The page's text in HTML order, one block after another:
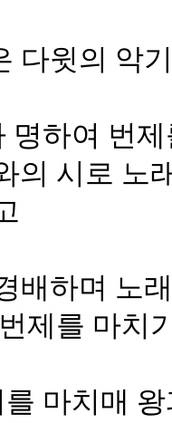
다윗의 악
명하여 번
의 시로 노
배하며 노
제를 마치
마치매